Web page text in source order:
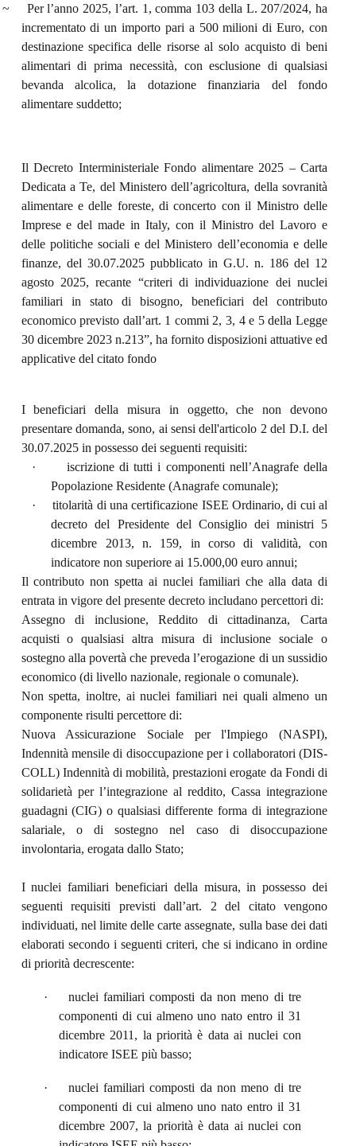
~
Per l’anno 2025, l’art. 1, comma 103 della L. 207/2024, ha
incrementato di un importo pari a 500 milioni di Euro, con
destinazione specifica delle risorse al solo acquisto di beni
alimentari di prima necessità, con esclusione di qualsiasi
bevanda alcolica, la dotazione finanziaria del fondo
alimentare suddetto;
Il Decreto Interministeriale Fondo alimentare 2025 – Carta
Dedicata a Te, del Ministero dell’agricoltura, della sovranità
alimentare e delle foreste, di concerto con il Ministro delle
Imprese e del made in Italy, con il Ministro del Lavoro e
delle politiche sociali e del Ministero dell’economia e delle
finanze, del 30.07.2025 pubblicato in G.U. n. 186 del 12
agosto 2025, recante “criteri di individuazione dei nuclei
familiari in stato di bisogno, beneficiari del contributo
economico previsto dall’art. 1 commi 2, 3, 4 e 5 della Legge
30 dicembre 2023 n.213”, ha fornito disposizioni attuative ed
applicative del citato fondo
I beneficiari della misura in oggetto, che non devono
presentare domanda, sono, ai sensi dell'articolo 2 del D.I. del
30.07.2025 in possesso dei seguenti requisiti:
·
iscrizione di tutti i componenti nell’Anagrafe della
Popolazione Residente (Anagrafe comunale);
·
titolarità di una certificazione ISEE Ordinario, di cui al
decreto del Presidente del Consiglio dei ministri 5
dicembre 2013, n. 159, in corso di validità, con
indicatore non superiore ai 15.000,00 euro annui;
Il contributo non spetta ai nuclei familiari che alla data di
entrata in vigore del presente decreto includano percettori di:
Assegno di inclusione, Reddito di cittadinanza, Carta
acquisti o qualsiasi altra misura di inclusione sociale o
sostegno alla povertà che preveda l’erogazione di un sussidio
economico (di livello nazionale, regionale o comunale).
Non spetta, inoltre, ai nuclei familiari nei quali almeno un
componente risulti percettore di:
Nuova Assicurazione Sociale per l'Impiego (NASPI),
Indennità mensile di disoccupazione per i collaboratori (DIS-
COLL) Indennità di mobilità, prestazioni erogate da Fondi di
solidarietà per l’integrazione al reddito, Cassa integrazione
guadagni (CIG) o qualsiasi differente forma di integrazione
salariale, o di sostegno nel caso di disoccupazione
involontaria, erogata dallo Stato;
I nuclei familiari beneficiari della misura, in possesso dei
seguenti requisiti previsti dall’art. 2 del citato vengono
individuati, nel limite delle carte assegnate, sulla base dei dati
elaborati secondo i seguenti criteri, che si indicano in ordine
di priorità decrescente:
·
nuclei familiari composti da non meno di tre
componenti di cui almeno uno nato entro il 31
dicembre 2011, la priorità è data ai nuclei con
indicatore ISEE più basso;
·
nuclei familiari composti da non meno di tre
componenti di cui almeno uno nato entro il 31
dicembre 2007, la priorità è data ai nuclei con